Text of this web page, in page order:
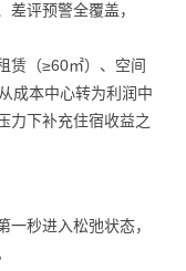
评预警全覆盖，
赁（≥60㎡）、空间
成本中心转为利润中
力下补充住宿收益之
一秒进入松弛状态，